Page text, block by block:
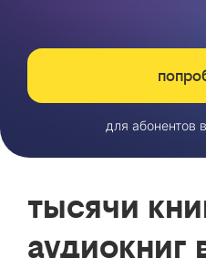
для абонентов
тысячи
аудиокниг